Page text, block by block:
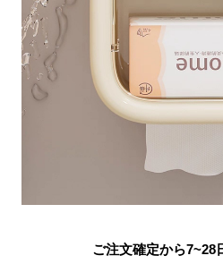
ご注文確定から7~28